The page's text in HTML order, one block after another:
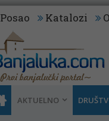
Posao Katalozi
AKTUELNO